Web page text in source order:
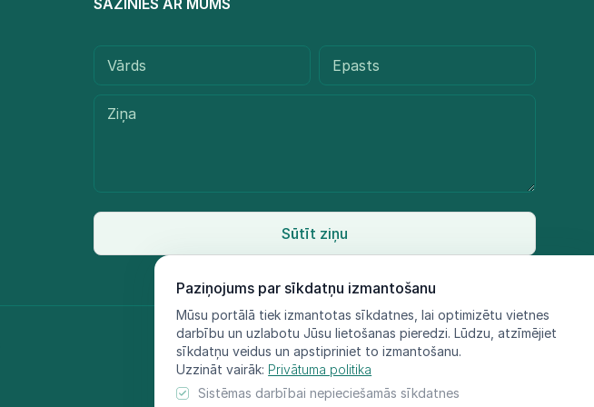
Paziņojums par sīkdatņu izmantošanu
Mūsu portālā tiek izmantotas sīkdatnes, lai optimizētu vietnes
darbību un uzlabotu Jūsu lietošanas pieredzi. Lūdzu, atzīmējiet
sīkdatņu veidus un apstipriniet to izmantošanu.
Uzzināt vairāk: Privātuma politika
Sistēmas darbībai nepieciešamās sīkdatnes
SAZINIES AR MUMS
Sūtīt ziņu